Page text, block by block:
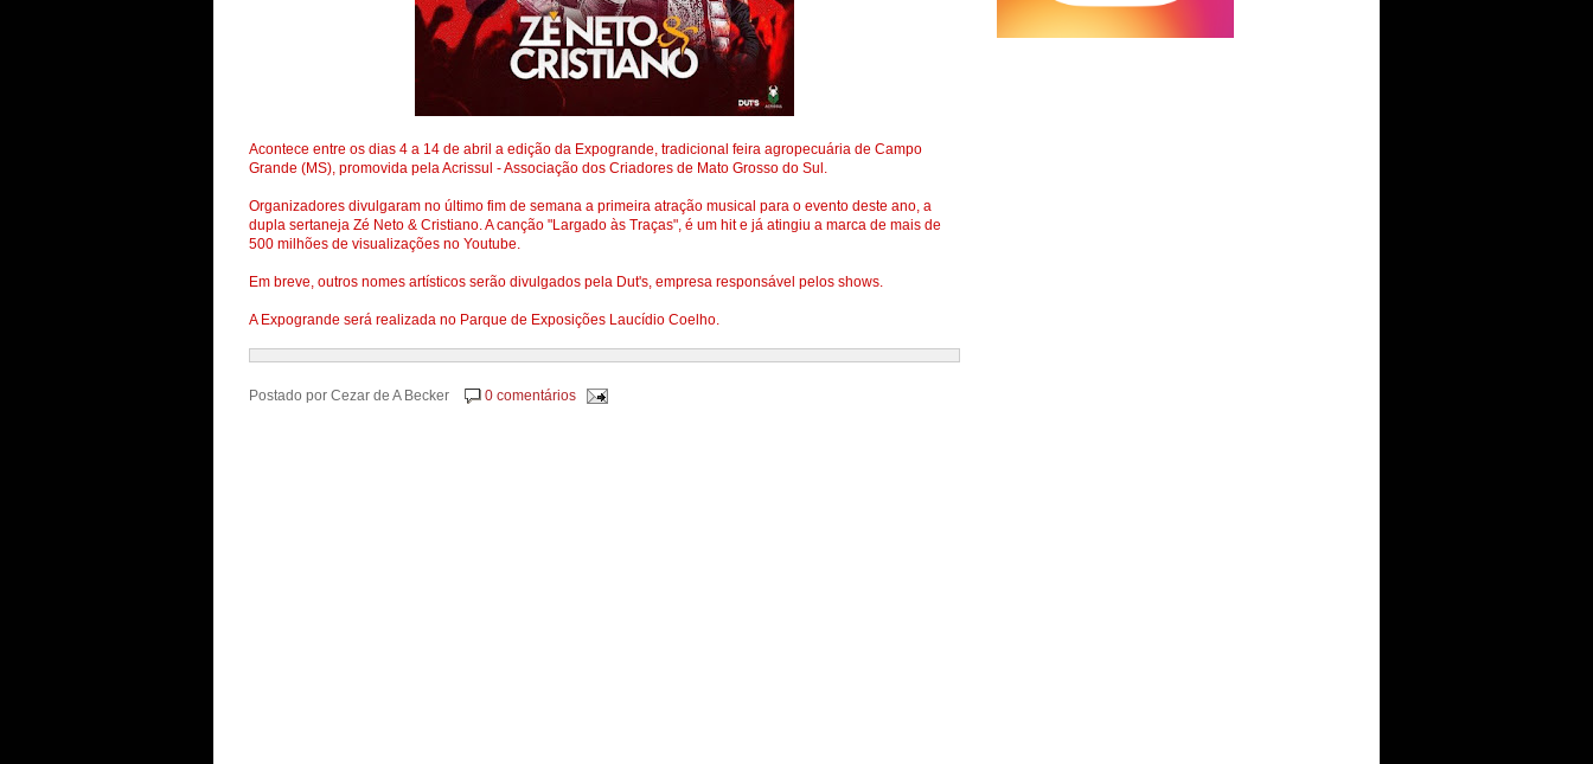
Acontece entre os dias 4 a 14 de abril a edição da Expogrande, tradicional feira agropecuária de Campo
Grande (MS), promovida pela Acrissul - Associação dos Criadores de Mato Grosso do Sul.
Organizadores divulgaram no último fim de semana a primeira atração musical para o evento deste ano, a
dupla sertaneja Zé Neto & Cristiano. A canção "Largado às Traças", é um hit e já atingiu a marca de mais de
500 milhões de visualizações no Youtube.
Em breve, outros nomes artísticos serão divulgados pela Dut's, empresa responsável pelos shows.
A Expogrande será realizada no Parque de Exposições Laucídio Coelho.
Postado por Cezar de A Becker 0 comentários